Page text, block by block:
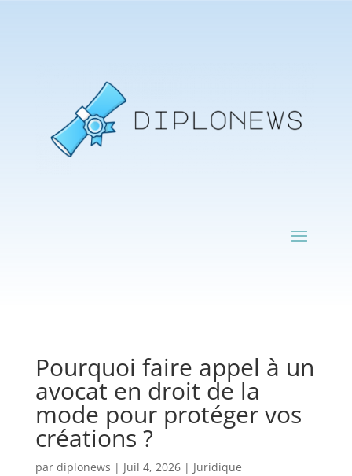
Pourquoi faire appel à un
avocat en droit de la
mode pour protéger vos
créations ?
par diplonews | Juil 4, 2026| Juridique